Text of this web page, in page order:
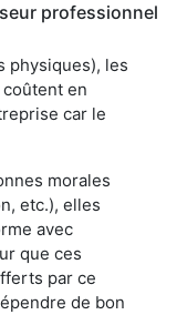
professionnel
physiques), les
en
car le
morales
etc.), elles
avec
que ces
par ce
de bon